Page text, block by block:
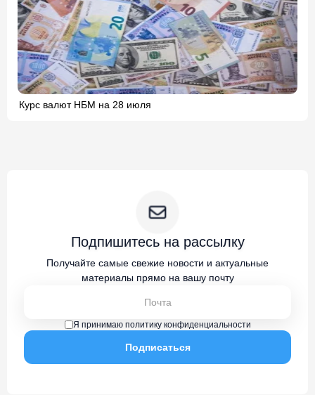
Курс валют НБМ на 28 июля
Подпишитесь на рассылку
Получайте самые свежие новости и актуальные
материалы прямо на вашу почту
Я принимаю политику конфиденциальности